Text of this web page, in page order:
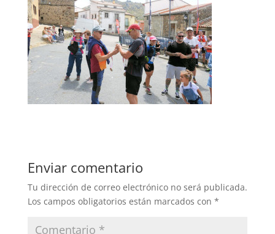
Enviar comentario
Tu dirección de correo electrónico no será publicada.
Los campos obligatorios están marcados con *